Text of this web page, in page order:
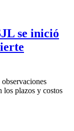
se inició
los plazos y costos